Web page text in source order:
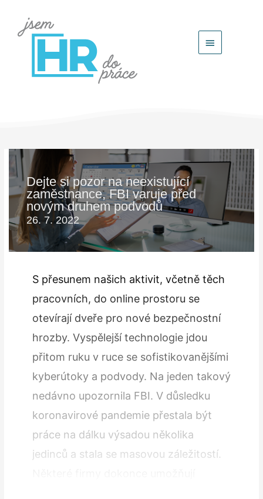
Hlavní
Dejte si pozor na neexistující
zaměstnance, FBI varuje před
novým druhem podvodů
26. 7. 2022
S přesunem našich aktivit, včetně těch
pracovních, do online prostoru se
otevírají dveře pro nové bezpečnostní
hrozby. Vyspělejší technologie jdou
přitom ruku v ruce se sofistikovanějšími
kyberútoky a podvody. Na jeden takový
nedávno upozornila FBI. V důsledku
koronavirové pandemie přestala být
práce na dálku výsadou několika
jedinců a stala se masovou záležitostí.